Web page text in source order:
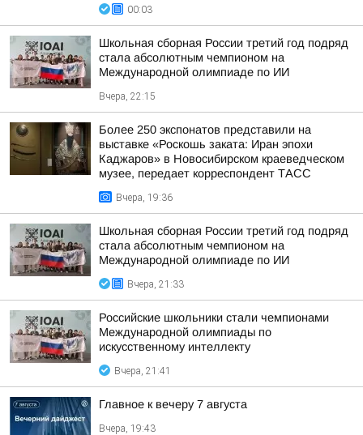
00:03
Школьная сборная России третий год подряд
стала абсолютным чемпионом на
Международной олимпиаде по ИИ
Вчера, 22:15
Более 250 экспонатов представили на
выставке «Роскошь заката: Иран эпохи
Каджаров» в Новосибирском краеведческом
музее, передает корреспондент ТАСС
Вчера, 19:36
Школьная сборная России третий год подряд
стала абсолютным чемпионом на
Международной олимпиаде по ИИ
Вчера, 21:33
Российские школьники стали чемпионами
Международной олимпиады по
искусственному интеллекту
Вчера, 21:41
Главное к вечеру 7 августа
Вчера, 19:43